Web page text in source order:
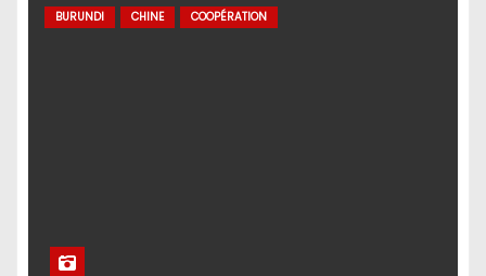
BURUNDI CHINE COOPÉRATION